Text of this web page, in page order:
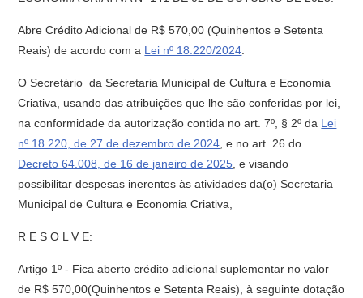
Abre Crédito Adicional de R$ 570,00 (Quinhentos e Setenta
Reais) de acordo com a Lei nº 18.220/2024
O Secretário da Secretaria Municipal de Cultura e Economia
Criativa, usando das atribuições que lhe são conferidas por lei,
na conformidade da autorização contida no art. 7º, § 2º da Lei
nº 18.220, de 27 de dezembro de 2024 , e no art. 26 do
Decreto 64.008, de 16 de janeiro de 2025 , e visando
possibilitar despesas inerentes às atividades da(o) Secretaria
Municipal de Cultura e Economia Criativa,
R E S O L V E:
Artigo 1º - Fica aberto crédito adicional suplementar no valor
de R$ 570,00(Quinhentos e Setenta Reais), à seguinte dotação